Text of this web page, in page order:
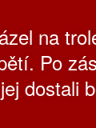
na
Po
dostali